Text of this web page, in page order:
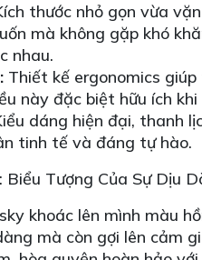
thước nhỏ gọn vừa
mà không gặp khó
nhau.
Thiết kế ergonomics
này đặc biệt hữu ích
dáng hiện đại, thanh
tinh tế và đáng tự hào.
Biểu Tượng Của Sự Dịu
khoác lên mình màu
mà còn gợi lên cảm